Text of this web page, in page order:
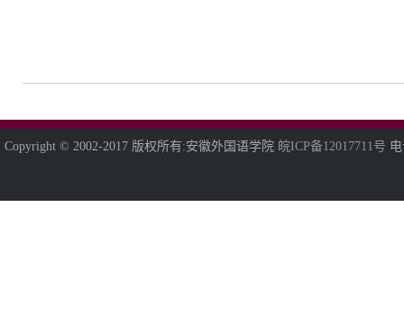
Copyright © 2002-2017 版权所有:安徽外国语学院 皖ICP备12017711号